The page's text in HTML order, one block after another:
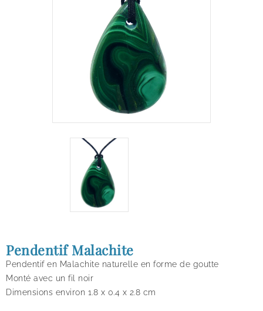
Pendentif Malachite
Pendentif en Malachite naturelle en forme de goutte
Monté avec un fil noir
Dimensions environ 1.8 x 0.4 x 2.8 cm